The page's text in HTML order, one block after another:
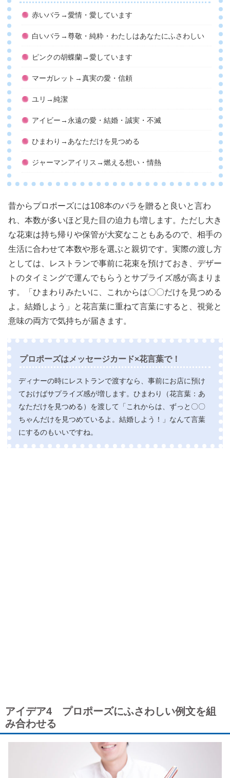
赤いバラ→愛情・愛しています
白いバラ→尊敬・純粋・わたしはあなたにふさわしい
ピンクの胡蝶蘭→愛しています
マーガレット→真実の愛・信頼
ユリ→純潔
アイビー→永遠の愛・結婚・誠実・不滅
ひまわり→あなただけを見つめる
ジャーマンアイリス→燃える想い・情熱
昔からプロポーズには108本のバラを贈ると良いと言わ
れ、本数が多いほど見た目の迫力も増します。ただし大き
な花束は持ち帰りや保管が大変なこともあるので、相手の
生活に合わせて本数や形を選ぶと親切です。実際の渡し方
としては、レストランで事前に花束を預けておき、デザー
トのタイミングで運んでもらうとサプライズ感が高まりま
す。「ひまわりみたいに、これからは〇〇だけを見つめる
よ。結婚しよう」と花言葉に重ねて言葉にすると、視覚と
意味の両方で気持ちが届きます。
プロポーズはメッセージカード×花言葉で！
ディナーの時にレストランで渡すなら、事前にお店に預け
ておけばサプライズ感が増します。ひまわり（花言葉：あ
なただけを見つめる）を渡して「これからは、ずっと〇〇
ちゃんだけを見つめているよ。結婚しよう！」なんて言葉
にするのもいいですね。
アイデア4 プロポーズにふさわしい例文を組
み合わせる